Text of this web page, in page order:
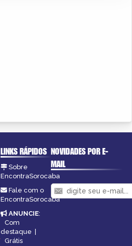
LINKS RÁPIDOS
Sobre
EncontraSorocaba
Fale com o
EncontraSorocaba
ANUNCIE:
Com
destaque |
Grátis
NOVIDADES POR E-
MAIL